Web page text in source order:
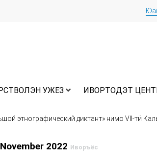
УЖЕЗ ИВОРТОДЭТ
этнографический диктант» нимо VII-тӥ
2022 Иворъёс